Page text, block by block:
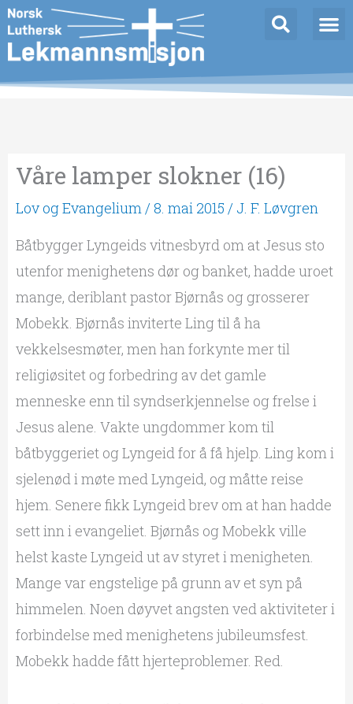
Hopp
rett
til
innholdet
Våre lamper slokner (16)
Lov og Evangelium / 8. mai 2015 / J. F. Løvgren
Båtbygger Lyngeids vitnesbyrd om at Jesus sto
utenfor menighetens dør og banket, hadde uroet
mange, deriblant pastor Bjørnås og grosserer
Mobekk. Bjørnås inviterte Ling til å ha
vekkelsesmøter, men han forkynte mer til
religiøsitet og forbedring av det gamle
menneske enn til syndserkjennelse og frelse i
Jesus alene. Vakte ungdommer kom til
båtbyggeriet og Lyngeid for å få hjelp. Ling kom i
sjelenød i møte med Lyngeid, og måtte reise
hjem. Senere fikk Lyngeid brev om at han hadde
sett inn i evangeliet. Bjørnås og Mobekk ville
helst kaste Lyngeid ut av styret i menigheten.
Mange var engstelige på grunn av et syn på
himmelen. Noen døyvet angsten ved aktiviteter i
forbindelse med menighetens jubileumsfest.
Mobekk hadde fått hjerteproblemer. Red.